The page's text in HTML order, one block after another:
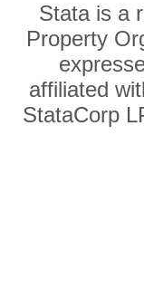
Stata is a
Property
affiliated
StataCorp